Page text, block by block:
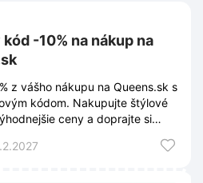
-10% na nákup na
z vášho nákupu na Queens.sk s
kódom. Nakupujte štýlové
ceny a doprajte si